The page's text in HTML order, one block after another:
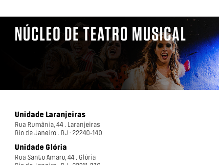
NÚCLEO DE TEATRO MUSICAL
Unidade Laranjeiras
Rua Rumânia, 44 . Laranjeiras
Rio de Janeiro . RJ · 22240-140
Unidade Glória
Rua Santo Amaro, 44 . Glória